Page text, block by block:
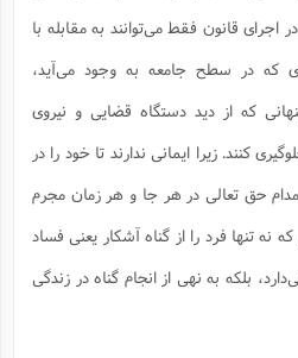
قانون فقط می‌توانند به مقابله با
که در سطح جامعه به وجود می‌آید،
که از دید دستگاه قضایی و نیروی
کنند. زیرا ایمانی ندارند تا خود را در
حق تعالی در هر جا و هر زمان مجرم
تنها فرد را از گناه آشکار یعنی فساد
بلکه به نهی از انجام گناه در زندگی